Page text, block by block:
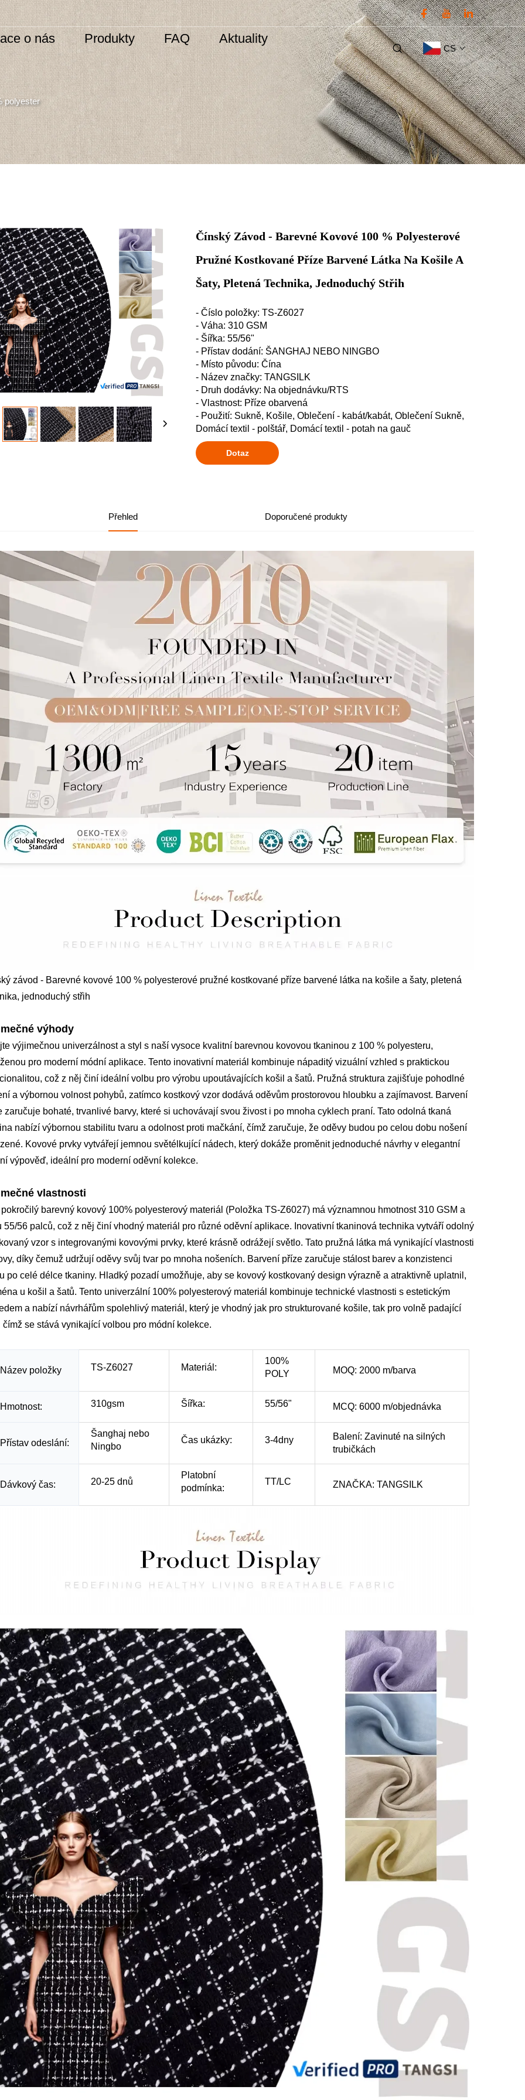
o nás Produkty FAQ Aktuality
CS
polyester
Čínský Závod - Barevné Kovové 100 % Polyesterové
Pružné Kostkované Příze Barvené Látka Na Košile A
Šaty, Pletená Technika, Jednoduchý Střih
- Číslo položky: TS-Z6027
- Váha: 310 GSM
- Šířka: 55/56"
- Přístav dodání: ŠANGHAJ NEBO NINGBO
- Místo původu: Čína
- Název značky: TANGSILK
- Druh dodávky: Na objednávku/RTS
- Vlastnost: Příze obarvená
- Použití: Sukně, Košile, Oblečení - kabát/kabát, Oblečení Sukně,
Domácí textil - polštář, Domácí textil - potah na gauč
Dotaz
Přehled Doporučené produkty
závod - Barevné kovové 100 % polyesterové pružné kostkované příze barvené látka na košile a šaty, pletená
jednoduchý střih
výhody
výjimečnou univerzálnost a styl s naší vysoce kvalitní barevnou kovovou tkaninou z 100 % polyesteru,
pro moderní módní aplikace. Tento inovativní materiál kombinuje nápaditý vizuální vzhled s praktickou
což z něj činí ideální volbu pro výrobu upoutávajících košil a šatů. Pružná struktura zajišťuje pohodlné
a výbornou volnost pohybů, zatímco kostkový vzor dodává oděvům prostorovou hloubku a zajímavost. Barvení
zaručuje bohaté, trvanlivé barvy, které si uchovávají svou živost i po mnoha cyklech praní. Tato odolná tkaná
nabízí výbornou stabilitu tvaru a odolnost proti mačkání, čímž zaručuje, že oděvy budou po celou dobu nošení
Kovové prvky vytvářejí jemnou světélkující nádech, který dokáže proměnit jednoduché návrhy v elegantní
výpověď, ideální pro moderní oděvní kolekce.
vlastnosti
barevný kovový 100% polyesterový materiál (Položka TS-Z6027) má významnou hmotnost 310 GSM a
55/56 palců, což z něj činí vhodný materiál pro různé oděvní aplikace. Inovativní tkaninová technika vytváří odolný
vzor s integrovanými kovovými prvky, které krásně odrážejí světlo. Tato pružná látka má vynikající vlastnosti
díky čemuž udržují oděvy svůj tvar po mnoha nošeních. Barvení příze zaručuje stálost barev a konzistenci
po celé délce tkaniny. Hladký pozadí umožňuje, aby se kovový kostkovaný design výrazně a atraktivně uplatnil,
u košil a šatů. Tento univerzální 100% polyesterový materiál kombinuje technické vlastnosti s estetickým
a nabízí návrhářům spolehlivý materiál, který je vhodný jak pro strukturované košile, tak pro volně padající
čímž se stává vynikající volbou pro módní kolekce.
Název položky TS-Z6027 Materiál:
100%
POLY
MOQ: 2000 m/barva
Hmotnost: 310gsm Šířka: 55/56" MCQ: 6000 m/objednávka
Přístav odeslání:
Šanghaj nebo
Ningbo
Čas ukázky: 3-4dny
Balení: Zavinuté na silných
trubičkách
Dávkový čas: 20-25 dnů
Platobní
podmínka:
TT/LC ZNAČKA: TANGSILK